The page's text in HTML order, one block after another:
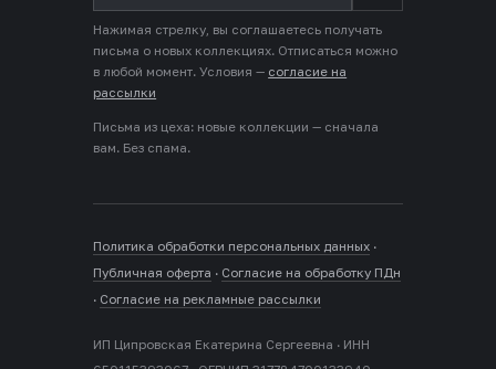
Нажимая стрелку, вы соглашаетесь получать
письма о новых коллекциях. Отписаться можно
в любой момент. Условия — согласие на
рассылки
Письма из цеха: новые коллекции — сначала
вам. Без спама.
Политика обработки персональных данных ·
Публичная оферта · Согласие на обработку ПДн
· Согласие на рекламные рассылки
ИП Ципровская Екатерина Сергеевна · ИНН